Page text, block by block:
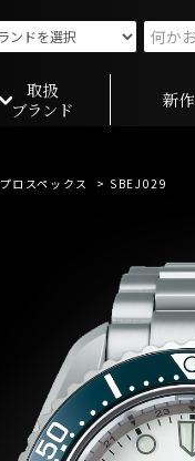
取扱
ブランド
新作
プロスペックス > SBEJ029